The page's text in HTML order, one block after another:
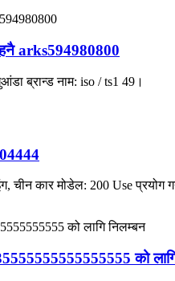
arks594980800
ब्रान्ड नाम: iso / ts1 49।
चीन कार मोडेल: 200 Use प्रयोग
को